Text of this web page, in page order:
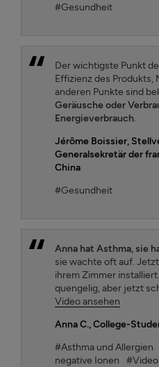
#Gesundheit
Der wichtigste Punkt
Effizienz des Produkts,
anderen Punkte sind
Geräusche oder
Energieverbrauch.
Jérôme Boissier,
Generalsekretär der
China
#Gesundheit
Anna hat Asthma, sie
sie wachte oft auf.
ihrem Zimmer
quengelig, aber jetzt
Video ansehen
Anna C., College-
#Asthma und Allergien
negative Ionen
#Video